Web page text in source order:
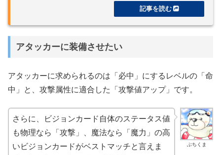
アタッカーに装備させたい
アタッカーに求められるのは「必中」にするレベルの「命
中」と、攻撃属性に適合した「攻撃値アップ」です。
ぶちくま
さらに、ビジョンカード自体のステータス値
も物理なら「攻撃」、魔法なら「魔力」の高
いビジョンカードがベストマッチと言えま